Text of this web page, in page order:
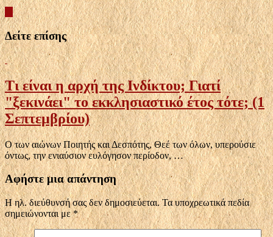
Δείτε επίσης
Τι είναι η αρχή της Ινδίκτου; Γιατί
"ξεκινάει" το εκκλησιαστικό έτος τότε; (1
Σεπτεμβρίου)
Ο των αιώνων Ποιητής και Δεσπότης, Θεέ των όλων, υπερούσιε
όντως, την ενιαύσιον ευλόγησον περίοδον, …
Αφήστε μια απάντηση
Η ηλ. διεύθυνσή σας δεν δημοσιεύεται.Τα υποχρεωτικά πεδία
σημειώνονται με*